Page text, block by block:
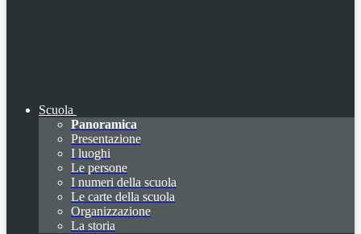
Scuola
Panoramica
Presentazione
I luoghi
Le persone
I numeri della scuola
Le carte della scuola
Organizzazione
La storia